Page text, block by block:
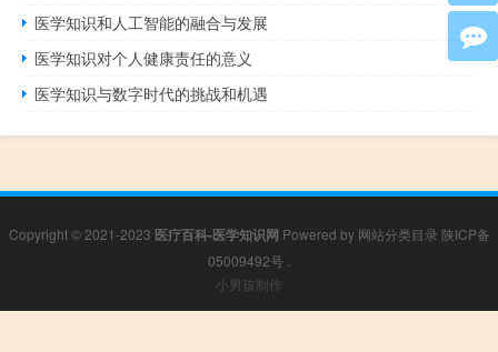
医学知识和人工智能的融合与发展
医学知识对个人健康责任的意义
医学知识与数字时代的挑战和机遇
Copyright © 2021-2023 医疗百科-医学知识网 Powered by 网站分类目录 陕ICP备
05009492号
小男孩制作